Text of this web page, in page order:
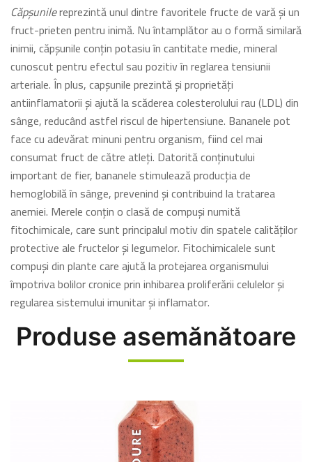
Căpșunilereprezintă unul dintre favoritele fructe de vară și un
fruct-prieten pentru inimă. Nu întamplător au o formă similară
inimii, căpșunile conțin potasiu în cantitate medie, mineral
cunoscut pentru efectul sau pozitiv în reglarea tensiunii
arteriale. În plus, capșunile prezintă și proprietăți
antiinflamatorii și ajută la scăderea colesterolului rau (LDL) din
sânge, reducând astfel riscul de hipertensiune. Bananele pot
face cu adevărat minuni pentru organism, fiind cel mai
consumat fruct de către atleți. Datorită conținutului
important de fier, bananele stimulează producția de
hemoglobilă în sânge, prevenind și contribuind la tratarea
anemiei. Merele conțin o clasă de compuși numită
fitochimicale, care sunt principalul motiv din spatele calităților
protective ale fructelor și legumelor. Fitochimicalele sunt
compuși din plante care ajută la protejarea organismului
împotriva bolilor cronice prin inhibarea proliferării celulelor și
regularea sistemului imunitar și inflamator.
Produse asemănătoare